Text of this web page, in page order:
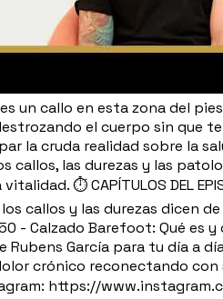
un callo en esta zona del
el cuerpo sin que
la cruda realidad sobre la
callos, las durezas y las
⏱️ CAPÍTULOS DEL
callos y las durezas dicen
- Calzado Barefoot: Qué es
García para tu día a
crónico reconectando con
https://